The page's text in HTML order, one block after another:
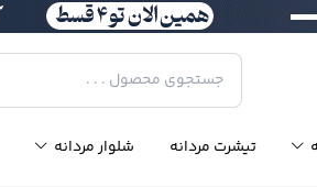
تیشرت مردانه شلوار مردانه